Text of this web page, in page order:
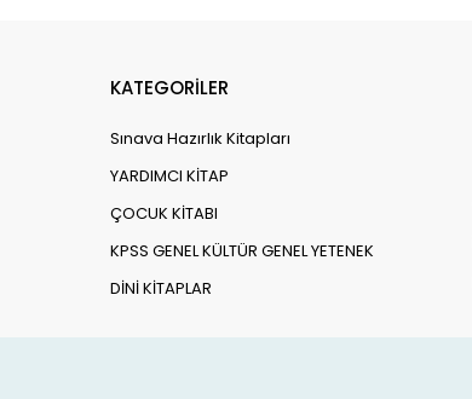
KATEGORİLER
Sınava Hazırlık Kitapları
YARDIMCI KİTAP
ÇOCUK KİTABI
KPSS GENEL KÜLTÜR GENEL YETENEK
DİNİ KİTAPLAR